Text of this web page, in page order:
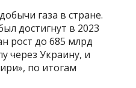
газа в стране.
достигнут в 2023
рост до 685 млрд
через Украину, и
по итогам